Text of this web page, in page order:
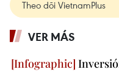
Theo dõi VietnamPlus
VER MÁS